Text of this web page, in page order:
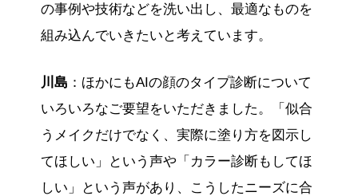
の事例や技術などを洗い出し、最適なものを
組み込んでいきたいと考えています。
川島 ：ほかにもAIの顔のタイプ診断について
いろいろなご要望をいただきました。「似合
うメイクだけでなく、実際に塗り方を図示し
てほしい」という声や「カラー診断もしてほ
しい」という声があり、こうしたニーズに合